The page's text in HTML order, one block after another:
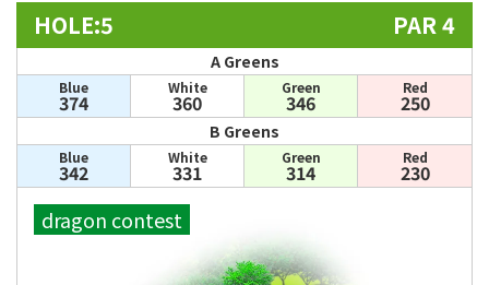
HOLE:5 PAR 4
A Greens
Blue
374
White
360
Green
346
Red
250
B Greens
Blue
342
White
331
Green
314
Red
230
dragon contest